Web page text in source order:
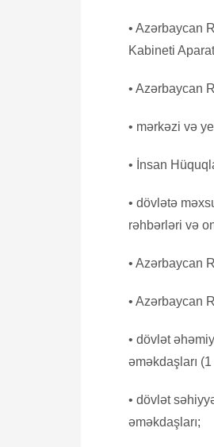
• Azərbaycan
Kabineti
• Azərbaycan
• mərkəzi və
• İnsan
• dövlətə
rəhbərləri və
• Azərbaycan
• Azərbaycan
• dövlət
əməkdaşları
• dövlət
əməkdaşları;